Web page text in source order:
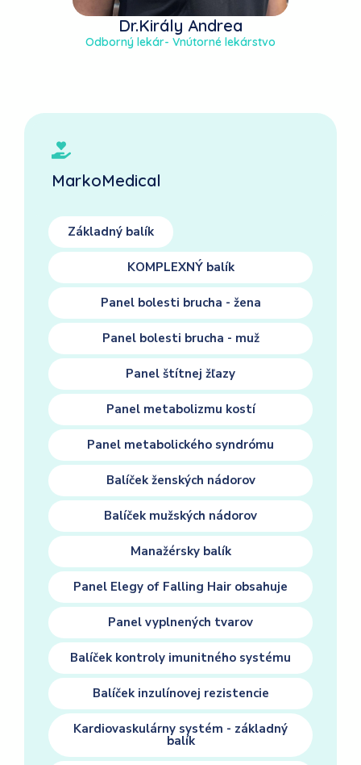
Dr.Király Andrea
Odborný lekár- Vnútorné lekárstvo
MarkoMedical
Základný balík
KOMPLEXNÝ balík
Panel bolesti brucha - žena
Panel bolesti brucha - muž
Panel štítnej žľazy
Panel metabolizmu kostí
Panel metabolického syndrómu
Balíček ženských nádorov
Balíček mužských nádorov
Manažérsky balík
Panel Elegy of Falling Hair obsahuje
Panel vyplnených tvarov
Balíček kontroly imunitného systému
Balíček inzulínovej rezistencie
Kardiovaskulárny systém - základný
balík